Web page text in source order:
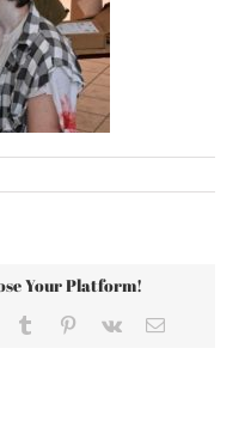
Your Platform!
Tumblr Pinterest
Vk Email